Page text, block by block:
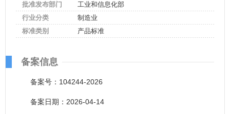
批准发布部门
工业和信息化部
行业分类
制造业
标准类别
产品标准
备案信息
备案号：104244-2026
备案日期：2026-04-14